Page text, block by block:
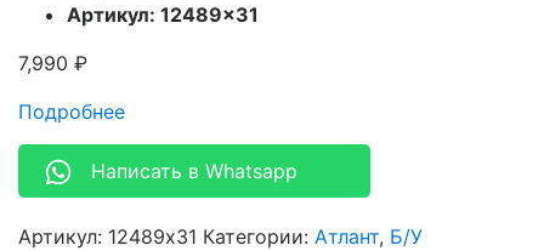
Артикул: 12489×31
7,990 ₽
Подробнее
Написать в Whatsapp
Артикул: 12489x31 Категории: Атлант, Б/У